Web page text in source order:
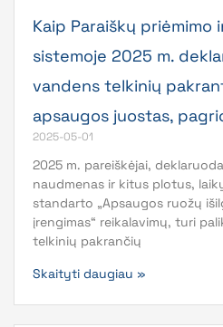
Kaip Paraiškų priėmimo
sistemoje 2025 m.
vandens telkinių
apsaugos juostas,
2025-05-01
2025 m. pareiškėjai,
naudmenas ir kitus plotus,
standarto „Apsaugos ruožų
įrengimas“ reikalavimų, turi
telkinių pakrančių
Skaityti daugiau »